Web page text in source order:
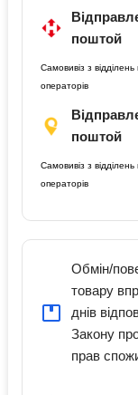
поштой
Самовивіз з
операторів
поштой
Самовивіз з
операторів
Обмін/
товару
днів
Закону
прав